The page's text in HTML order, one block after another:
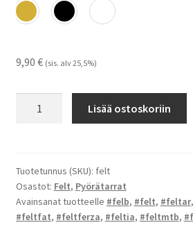
9,90 € (sis. alv 25,5%)
Lisää ostoskoriin
Tuotetunnus (SKU): felt
Osastot: Felt, Pyörätarrat
Avainsanat tuotteelle #felb, #felt, #feltar,
#feltfat, #feltferza, #feltia, #feltmtb,